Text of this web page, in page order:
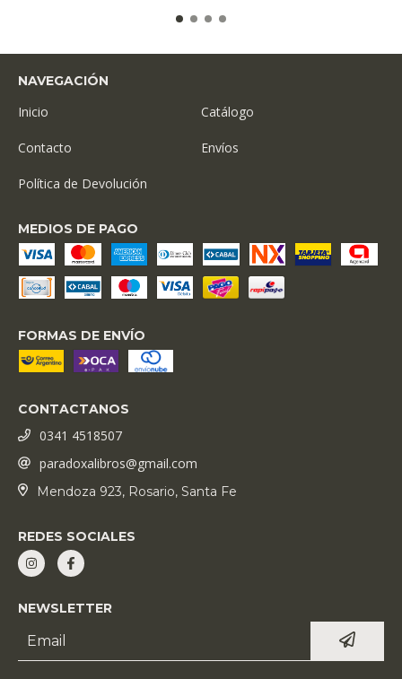
NAVEGACIÓN
Inicio Catálogo
Contacto Envíos
Política de Devolución
MEDIOS DE PAGO
FORMAS DE ENVÍO
CONTACTANOS
0341 4518507
paradoxalibros@gmail.com
Mendoza 923, Rosario, Santa Fe
REDES SOCIALES
NEWSLETTER